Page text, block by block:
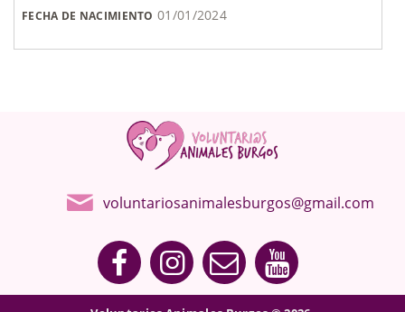
FECHA DE NACIMIENTO 01/01/2024
voluntariosanimalesburgos@gmail.com